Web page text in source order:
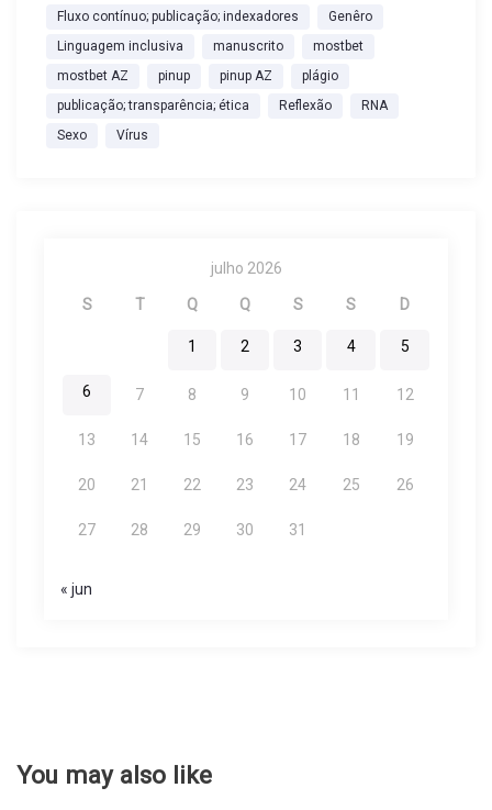
Fluxo contínuo; publicação; indexadores
Genêro
Linguagem inclusiva
manuscrito
mostbet
mostbet AZ
pinup pinup AZ
plágio
publicação; transparência; ética
Reflexão
RNA
Sexo
Vírus
julho 2026
S T Q Q S S D
1 2 3 4 5
6 7 8 9 10 11 12
13 14 15 16 17 18 19
20 21 22 23 24 25 26
27 28 29 30 31
« jun
You may also like